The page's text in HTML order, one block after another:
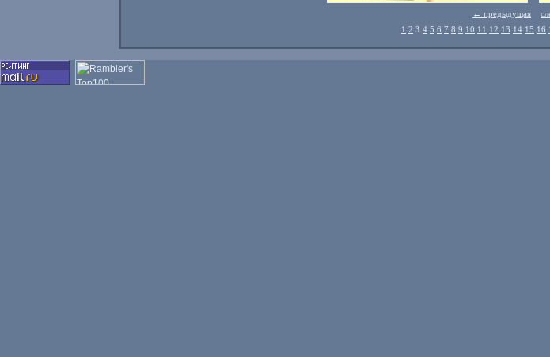
← предыдущая
1 2 3 4 5 6 7 8 9 10 11 12 13 14 15 16